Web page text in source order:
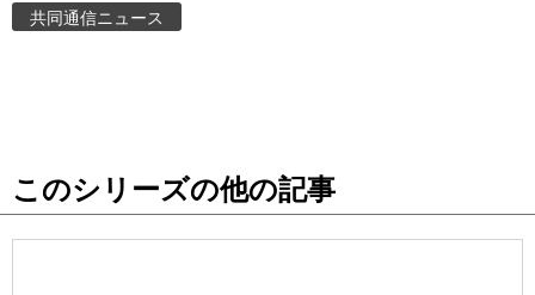
お知らせ
共同通信ニュース
このシリーズの他の記事